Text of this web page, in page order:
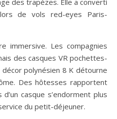
de vols red-eyes Paris-
immersive. Les compagnies
des casques VR pochettes-
polynésien 8 K détourne
Des hôtesses rapportent
casque s’endorment plus
du petit-déjeuner.